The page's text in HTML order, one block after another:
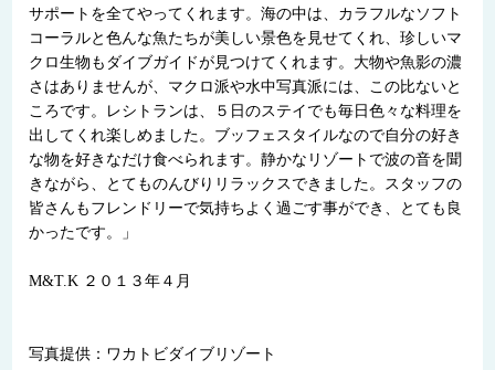
サポートを全てやってくれます。海の中は、カラフルなソフト
コーラルと色んな魚たちが美しい景色を見せてくれ、珍しいマ
クロ生物もダイブガイドが見つけてくれます。大物や魚影の濃
さはありませんが、マクロ派や水中写真派には、この比ないと
ころです。レシトランは、５日のステイでも毎日色々な料理を
出してくれ楽しめました。ブッフェスタイルなので自分の好き
な物を好きなだけ食べられます。静かなリゾートで波の音を聞
きながら、とてものんびりリラックスできました。スタッフの
皆さんもフレンドリーで気持ちよく過ごす事ができ、とても良
かったです。」
M&T.K ２０１３年４月
写真提供：ワカトビダイブリゾート